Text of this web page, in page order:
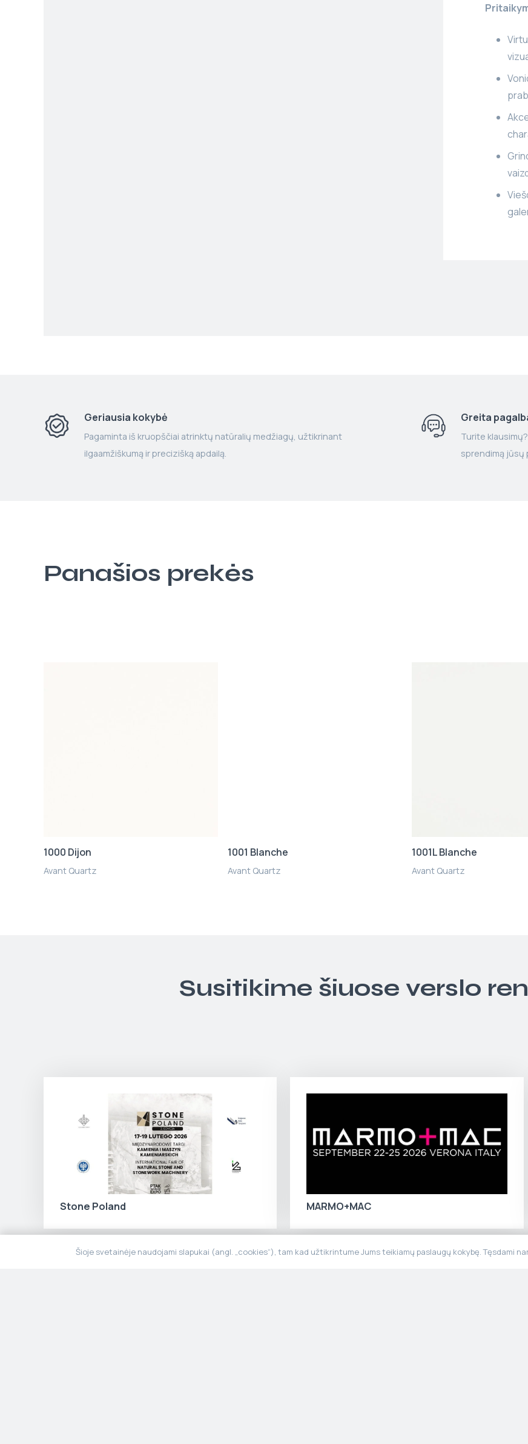
Geriausia kokybė
Pagaminta iš kruopščiai atrinktų natūralių medžiagų, užtikrinant
ilgaamžiškumą ir precizišką apdailą.
Greita
Turite
sprendimą jūsų
Panašios prekės
1000 Dijon
Avant Quartz
1001 Blanche
Avant Quartz
1001L Blanche
Avant Quartz
Susitikime šiuose verslo
Stone Poland MARMO+MAC
Šioje svetainėje naudojami slapukai (angl. „cookies“), tam kad užtikrintume Jums teikiamų paslaugų kokybę. Tęsdami